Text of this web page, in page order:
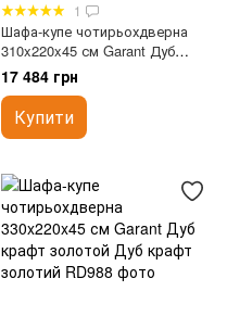
1
Шафа-купе чотирьохдверна
310x220x45 см Garant Дуб
крафт золотой
17 484 грн
Купити